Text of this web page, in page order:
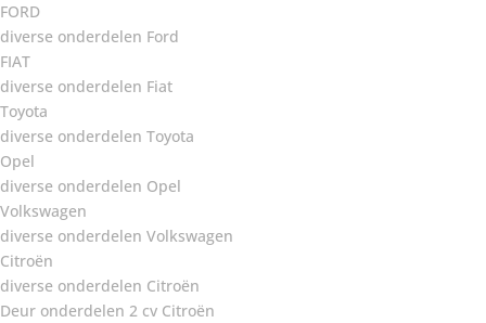
FORD
diverse onderdelen Ford
FIAT
diverse onderdelen Fiat
Toyota
diverse onderdelen Toyota
Opel
diverse onderdelen Opel
Volkswagen
diverse onderdelen Volkswagen
Citroën
diverse onderdelen Citroën
Deur onderdelen 2 cv Citroën